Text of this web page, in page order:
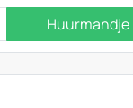
Huurmandje